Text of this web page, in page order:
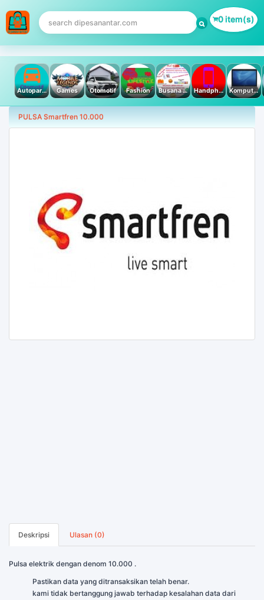
0 item(s)
Autoparts Games Otomotif Fashion Busana Muslim Handphone & Tablet Komputer PC & Laptop
PULSA Smartfren 10.000
Deskripsi Ulasan (0)
Pulsa elektrik dengan denom 10.000 .
Pastikan data yang ditransaksikan telah benar.
kami tidak bertanggung jawab terhadap kesalahan data dari